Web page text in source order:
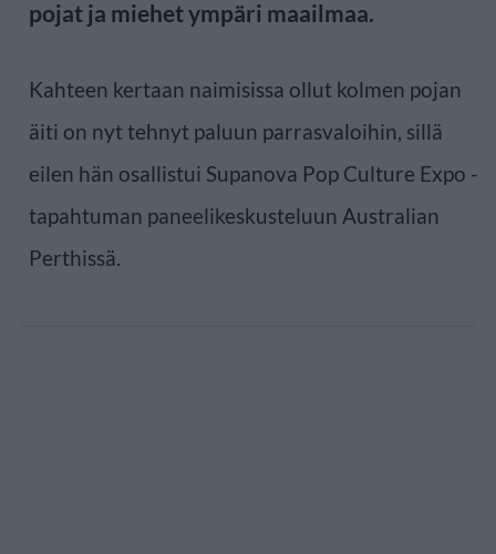
pojat ja miehet ympäri maailmaa.
Kahteen kertaan naimisissa ollut kolmen pojan
äiti on nyt tehnyt paluun parrasvaloihin, sillä
eilen hän osallistui Supanova Pop Culture Expo -
tapahtuman paneelikeskusteluun Australian
Perthissä.